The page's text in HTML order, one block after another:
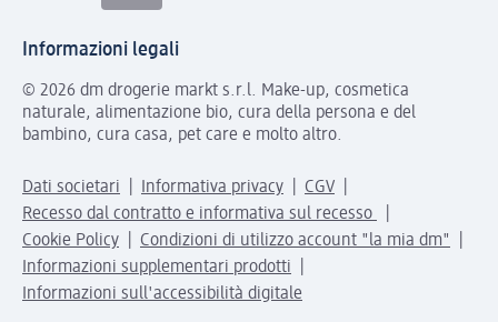
Informazioni legali
© 2026 dm drogerie markt s.r.l. Make-up, cosmetica
naturale, alimentazione bio, cura della persona e del
bambino, cura casa, pet care e molto altro.
Dati societari Informativa privacy
CGV
Recesso dal contratto e informativa sul recesso
Cookie Policy
Condizioni di utilizzo account "la mia dm"
Informazioni supplementari prodotti
Informazioni sull'accessibilità digitale